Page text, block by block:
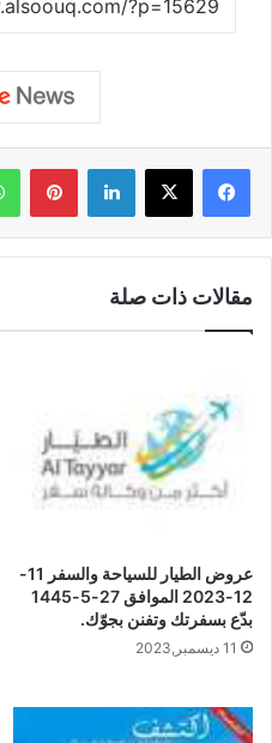
لينكدإن
مقالات ذات صلة
عروض الطيار للسياحة والسفر 11-
12-2023 الموافق 27-5-1445
بدّع بسفرتك وتفنن بجوّك.
11 ديسمبر,2023